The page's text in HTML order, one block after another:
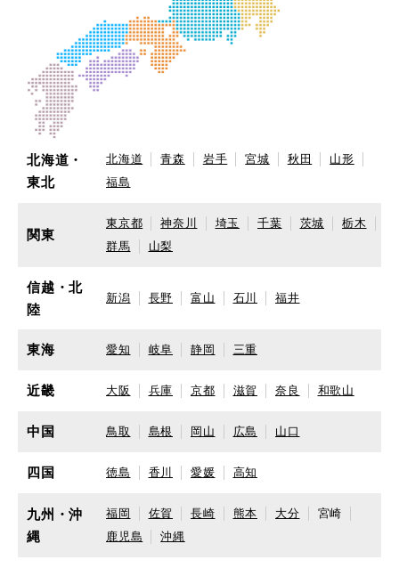
北海道・
東北
北海道 青森 岩手 宮城 秋田
山形
福島
関東
東京都 神奈川 埼玉 千葉 茨城
栃木
群馬
山梨
信越・北
陸
新潟 長野 富山 石川 福井
東海 愛知 岐阜 静岡 三重
近畿 大阪 兵庫 京都 滋賀 奈良 和歌山
中国 鳥取 島根 岡山 広島 山口
四国 徳島 香川 愛媛 高知
九州・沖
縄
福岡 佐賀 長崎 熊本 大分
宮崎
鹿児島
沖縄